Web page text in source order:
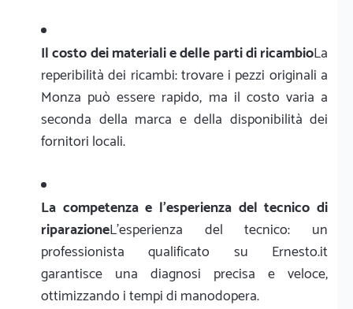
Il costo dei materiali e delle parti di ricambioLa
reperibilità dei ricambi: trovare i pezzi originali a
Monza può essere rapido, ma il costo varia a
seconda della marca e della disponibilità dei
fornitori locali.
La competenza e l'esperienza del tecnico di
riparazioneL'esperienza del tecnico: un
professionista qualificato su Ernesto.it
garantisce una diagnosi precisa e veloce,
ottimizzando i tempi di manodopera.